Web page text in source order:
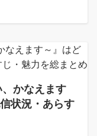
かなえます
状況・あらす